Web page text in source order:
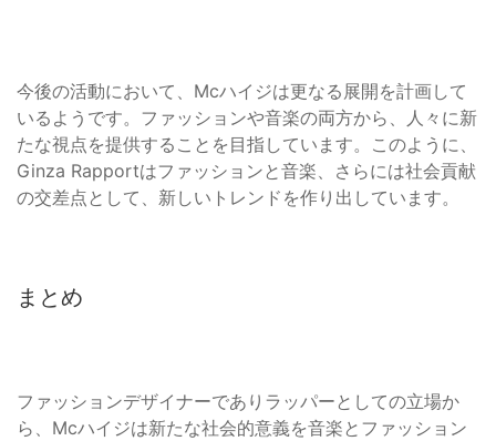
今後の活動において、Mcハイジは更なる展開を計画して
いるようです。ファッションや音楽の両方から、人々に新
たな視点を提供することを目指しています。このように、
Ginza Rapportはファッションと音楽、さらには社会貢献
の交差点として、新しいトレンドを作り出しています。
まとめ
ファッションデザイナーでありラッパーとしての立場か
ら、Mcハイジは新たな社会的意義を音楽とファッション